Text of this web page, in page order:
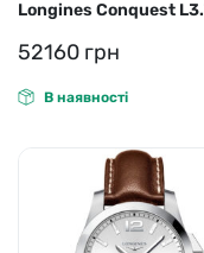
Longines Conquest
52160 грн
В наявності